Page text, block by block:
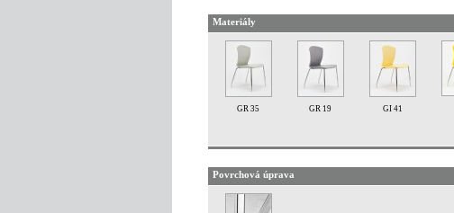
Materiály
GR 35 GR 19 GI 41
Povrchová úprava